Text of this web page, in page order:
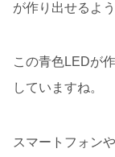
が作り出せるよ
この青色LEDが
していますね。
スマートフォン